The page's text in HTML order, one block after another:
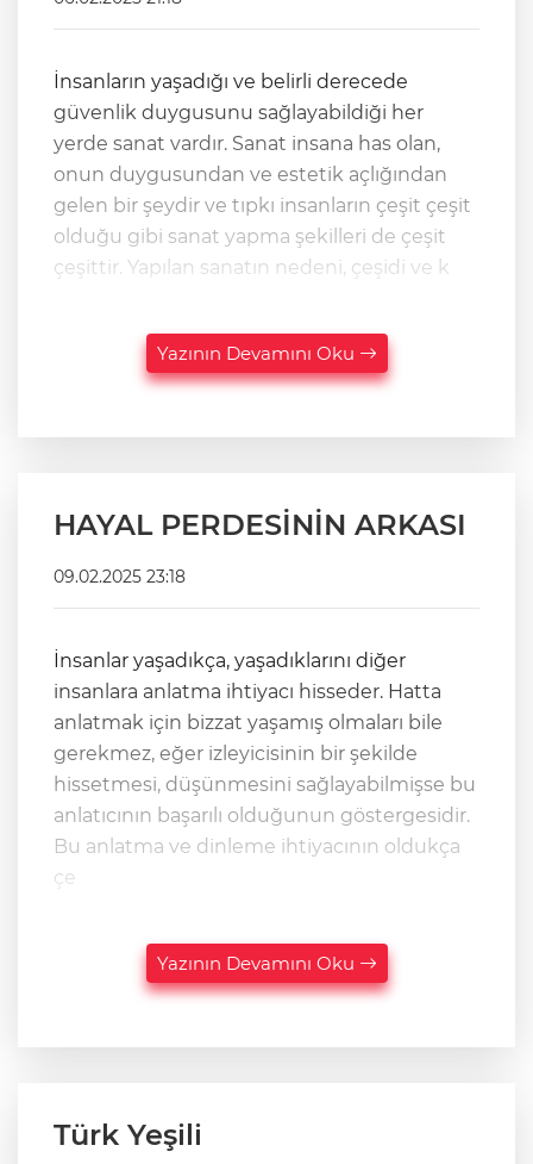
İnsanların yaşadığı ve belirli derecede
güvenlik duygusunu sağlayabildiği her
yerde sanat vardır. Sanat insana has olan,
onun duygusundan ve estetik açlığından
gelen bir şeydir ve tıpkı insanların çeşit çeşit
olduğu gibi sanat yapma şekilleri de çeşit
çeşittir. Yapılan sanatın nedeni, çeşidi ve k
Yazının Devamını Oku
HAYAL PERDESİNİN ARKASI
09.02.2025 23:18
İnsanlar yaşadıkça, yaşadıklarını diğer
insanlara anlatma ihtiyacı hisseder. Hatta
anlatmak için bizzat yaşamış olmaları bile
gerekmez, eğer izleyicisinin bir şekilde
hissetmesi, düşünmesini sağlayabilmişse bu
anlatıcının başarılı olduğunun göstergesidir.
Bu anlatma ve dinleme ihtiyacının oldukça
çe
Yazının Devamını Oku
Türk Yeşili